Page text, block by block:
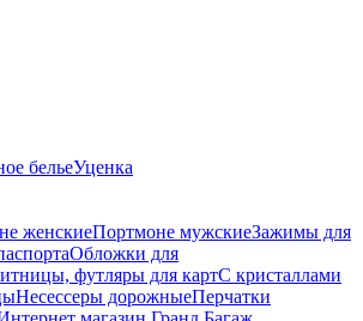
бельеУценка
женскиеПортмоне мужскиеЗажимы для
Обложки для
футляры для картC кристаллами
Несессеры дорожныеПерчатки